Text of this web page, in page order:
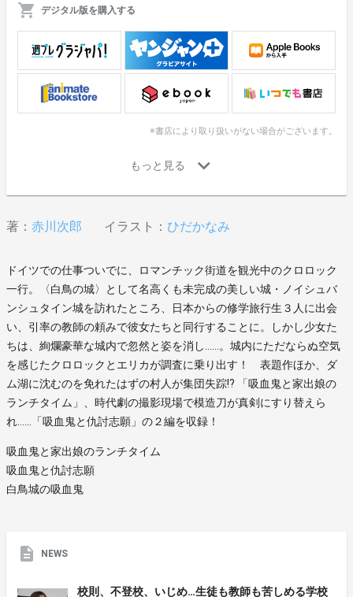
デジタル版を購入する
※書店により取り扱いがない場合がございます。
著： 赤川次郎 イラスト： ひだかなみ
ドイツでの仕事ついでに、ロマンチック街道を観光中のクロロック
一行。〈白鳥の城〉として名高くも未完成の美しい城・ノイシュバ
ンシュタイン城を訪れたところ、日本からの修学旅行生３人に出会
い、引率の教師の頼みで彼女たちと同行することに。しかし少女た
ちは、絢爛豪華な城内で忽然と姿を消し……。城内にただならぬ空気
を感じたクロロックとエリカが調査に乗り出す！ 表題作ほか、ダ
ム湖に沈むのを免れたはずの村人が集団失踪!? 「吸血鬼と家出娘の
ランチタイム」、時代劇の撮影現場で模造刀が真剣にすり替えら
れ……「吸血鬼と仇討志願」の２編を収録！
吸血鬼と家出娘のランチタイム
吸血鬼と仇討志願
白鳥城の吸血鬼
NEWS
校則、不登校、いじめ…生徒も教師も苦しめる学校